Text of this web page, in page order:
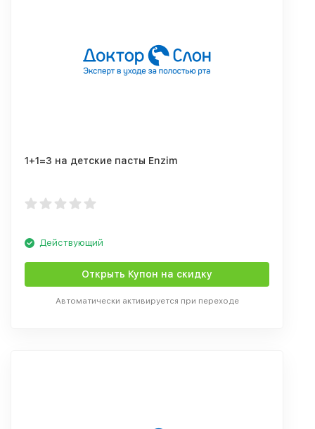
1+1=3 на детские пасты Enzim
Действующий
Открыть Купон на скидку
Автоматически активируется при переходе